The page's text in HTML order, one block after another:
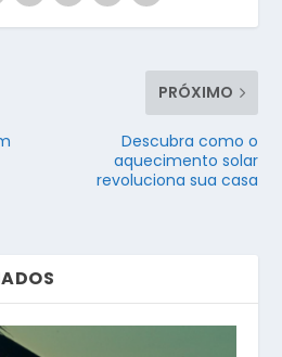
PRÓXIMO
Descubra como o
aquecimento solar
revoluciona sua casa